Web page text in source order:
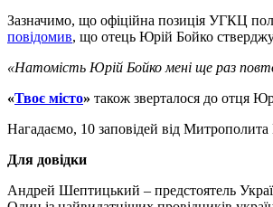
Зазначимо, що офіційна позиція УГКЦ
повідомив, що отець Юрій Бойко
«Натомість Юрій Бойко мені ще раз
«Твоє місто» також зверталося до отця
Нагадаємо, 10 заповідей від
Для довідки
Андрей Шептицький – предстоятель